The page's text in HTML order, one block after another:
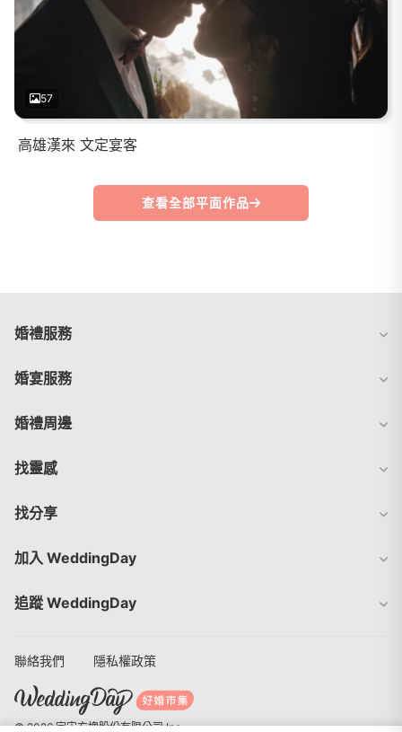
57
高雄漢來 文定宴客
查看全部平面作品
婚禮服務
婚宴服務
婚禮周邊
找靈感
找分享
加入 WeddingDay
追蹤 WeddingDay
聯絡我們 隱私權政策
© 2026 宇宙方塊股份有限公司 Inc.